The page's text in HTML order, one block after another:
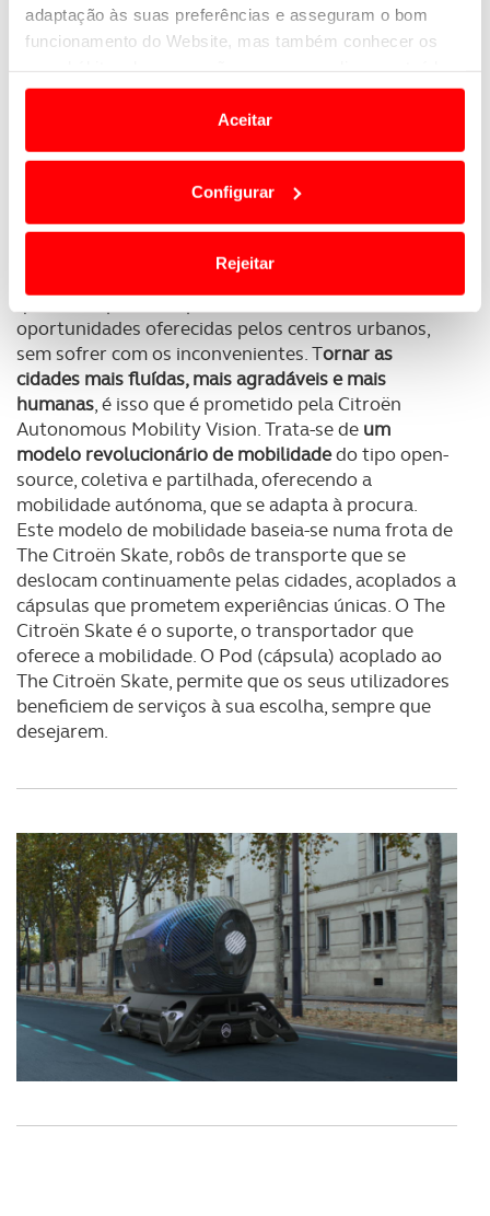
adaptação às suas preferências e asseguram o bom
funcionamento do Website, mas também conhecer os
e anúncios de modo a promover produtos e/ou serviços.
Em alguns casos, a utilização destas tecnologias
termos e a todo o tempo as suas preferências e limitando
o acesso a informações durante a navegação no
personalizar conteúdos e anúncios, para lhe proporcionar
funcionalidades de redes sociais, bem como para
analisar dados de navegação no nosso website.
Adicionalmente partilhamos informação, relativa à sua
utilização do nosso site de publicidade e de análise, com
parceiros e organizações na UE e em países terceiros.
O ACP garantirá que as transferências internacionais de
dados pessoais serão realizadas apenas com o seu
consentimento e quando tal se afigure estritamente
necessário no contexto dos serviços a prestar.
Realçamos que o bloqueio de certo tipo de Cookies e
tecnologias similares pode ter impacto na sua
experiência de navegação no Website e nos serviços
Aceitar
Configurar
Rejeitar
É necessário repensar a mobilidade urbana, para
que todos possam aproveitar todas as
oportunidades oferecidas pelos centros urbanos,
sem sofrer com os inconvenientes. Tornar as
cidades mais fluídas, mais agradáveis e mais
humanas, é isso que é prometido pela Citroën
Autonomous Mobility Vision. Trata-se de um
modelo revolucionário de mobilidadedo tipo open-
source, coletiva e partilhada, oferecendo a
mobilidade autónoma, que se adapta à procura.
Este modelo de mobilidade baseia-se numa frota de
The Citroën Skate, robôs de transporte que se
deslocam continuamente pelas cidades, acoplados a
cápsulas que prometem experiências únicas. O The
Citroën Skate é o suporte, o transportador que
oferece a mobilidade. O Pod (cápsula) acoplado ao
The Citroën Skate, permite que os seus utilizadores
beneficiem de serviços à sua escolha, sempre que
desejarem.